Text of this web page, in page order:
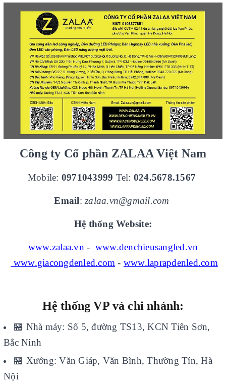
Công ty Cổ phần ZALAA Việt Nam
Mobile: 0971043999 Tel: 024.5678.1567
Email: zalaa.vn@gmail.com
Hệ thống Website:
www.zalaa.vn - www.denchieusangled.vn
www.giacongdenled.com - www.laprapdenled.com
Hệ thống VP và chi nhánh:
🏪 Nhà máy: Số 5, đường TS13, KCN Tiên Sơn,
Bắc Ninh
🏪 Xưởng: Văn Giáp, Văn Bình, Thường Tín, Hà
Nội